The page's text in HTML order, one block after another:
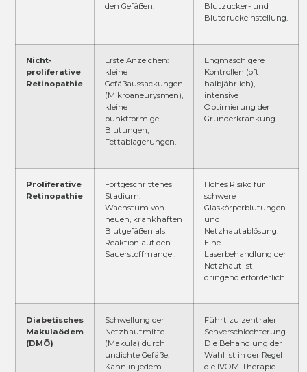
den Gefäßen.
Blutzucker- und
Blutdruckeinstellung.
Nicht-
proliferative
Retinopathie
Erste Anzeichen:
kleine
Gefäßaussackungen
(Mikroaneurysmen),
kleine
punktförmige
Blutungen,
Fettablagerungen.
Engmaschigere
Kontrollen (oft
halbjährlich),
intensive
Optimierung der
Grunderkrankung.
Proliferative
Retinopathie
Fortgeschrittenes
Stadium:
Wachstum von
neuen, krankhaften
Blutgefäßen als
Reaktion auf den
Sauerstoffmangel.
Hohes Risiko für
schwere
Glaskörperblutungen
und
Netzhautablösung.
Eine
Laserbehandlung der
Netzhaut ist
dringend erforderlich.
Diabetisches
Makulaödem
(DMÖ)
Schwellung der
Netzhautmitte
(Makula) durch
undichte Gefäße.
Kann in jedem
Führt zu zentraler
Sehverschlechterung.
Die Behandlung der
Wahl ist in der Regel
die IVOM-Therapie